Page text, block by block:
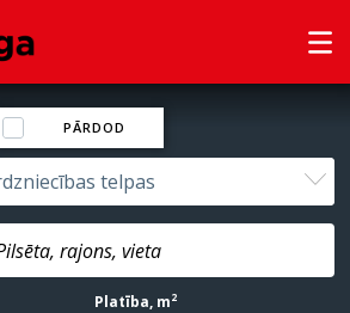
PĀRDOD
telpas
Platība, m2